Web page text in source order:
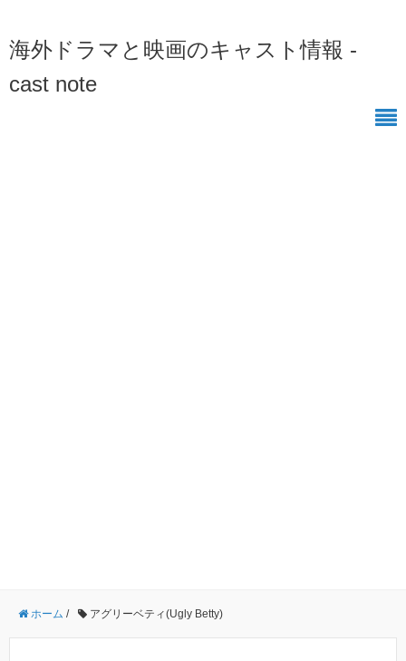
海外ドラマと映画のキャスト情報 -
cast note
ホーム / アグリーベティ(Ugly Betty)